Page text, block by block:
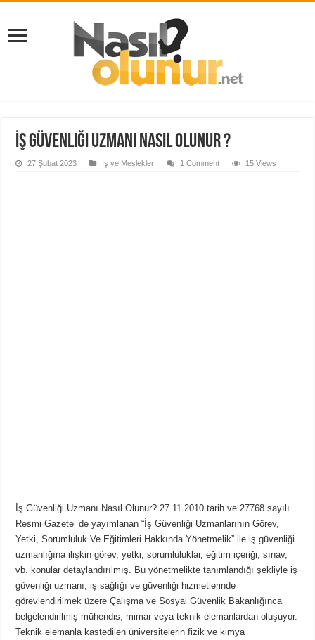
İş Güvenliği Uzmanı Nasıl Olunur ?
27 Şubat 2023 İş ve Meslekler 1 Comment 15 Views
İş Güvenliği Uzmanı Nasıl Olunur? 27.11.2010 tarih ve 27768 sayılı
Resmi Gazete’ de yayımlanan “İş Güvenliği Uzmanlarının Görev,
Yetki, Sorumluluk Ve Eğitimleri Hakkında Yönetmelik” ile iş güvenliği
uzmanlığına ilişkin görev, yetki, sorumluluklar, eğitim içeriği, sınav,
vb. konular detaylandırılmış. Bu yönetmelikte tanımlandığı şekliyle iş
güvenliği uzmanı; iş sağlığı ve güvenliği hizmetlerinde
görevlendirilmek üzere Çalışma ve Sosyal Güvenlik Bakanlığınca
belgelendirilmiş mühendis, mimar veya teknik elemanlardan oluşuyor.
Teknik elemanla kastedilen üniversitelerin fizik ve kimya